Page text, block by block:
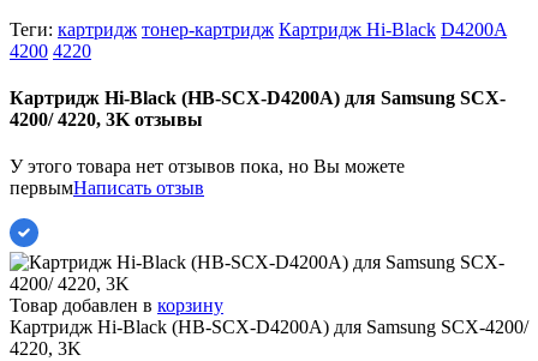
Теги: картридж тонер-картридж Картридж Hi-Black D4200A
4200 4220
Картридж Hi-Black (HB-SCX-D4200A) для Samsung SCX-
4200/ 4220, 3K отзывы
У этого товара нет отзывов пока, но Вы можете
первымНаписать отзыв
Товар добавлен в корзину
Картридж Hi-Black (HB-SCX-D4200A) для Samsung SCX-4200/
4220, 3K